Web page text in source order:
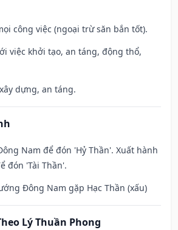
công việc (ngoại trừ săn bắn tốt).
việc khởi tạo, an táng, động thổ,
dựng, an táng.
Nam để đón 'Hỷ Thần'. Xuất hành
đón 'Tài Thần'.
Đông Nam gặp Hạc Thần (xấu)
Lý Thuần Phong